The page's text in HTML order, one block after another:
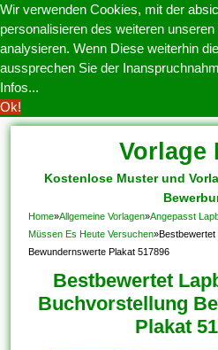
Wir verwenden Cookies, mit der
personalisieren des weiteren
analysieren. Wenn Diese weiterhin
aussprechen Sie der
Infos...
Ok!
Vorlage
Kostenlose Muster und
Home»Allgemeine Vorlagen»Angepasst
Müssen Es Heute Versuchen»Bestbewertet
Bewundernswerte Plakat 517896
Bestbewertet
Buchvorstellung
Plakat